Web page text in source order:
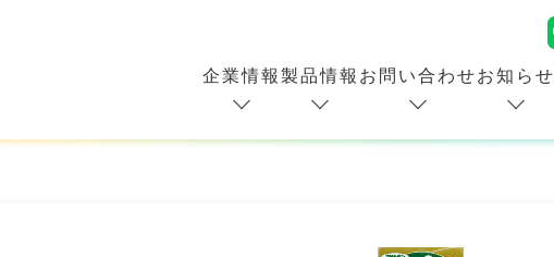
企業情報 製品情報 お問い合わせお知らせ